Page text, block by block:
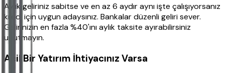
Aylık geliriniz sabitse ve en az 6 aydır aynı işte çalışıyorsanız
kredi için uygun adaysınız. Bankalar düzenli geliri sever.
Gelirinizin en fazla %40'ını aylık taksite ayırabilirsiniz
unutmayın.
Acil Bir Yatırım İhtiyacınız Varsa